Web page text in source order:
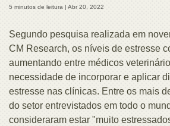
5 minutos de leitura | Abr 20, 2022
Segundo pesquisa realizada em
CM Research, os níveis de estresse
aumentando entre médicos
necessidade de incorporar e aplicar
estresse nas clínicas. Entre os mais
do setor entrevistados em todo o
consideraram estar "muito